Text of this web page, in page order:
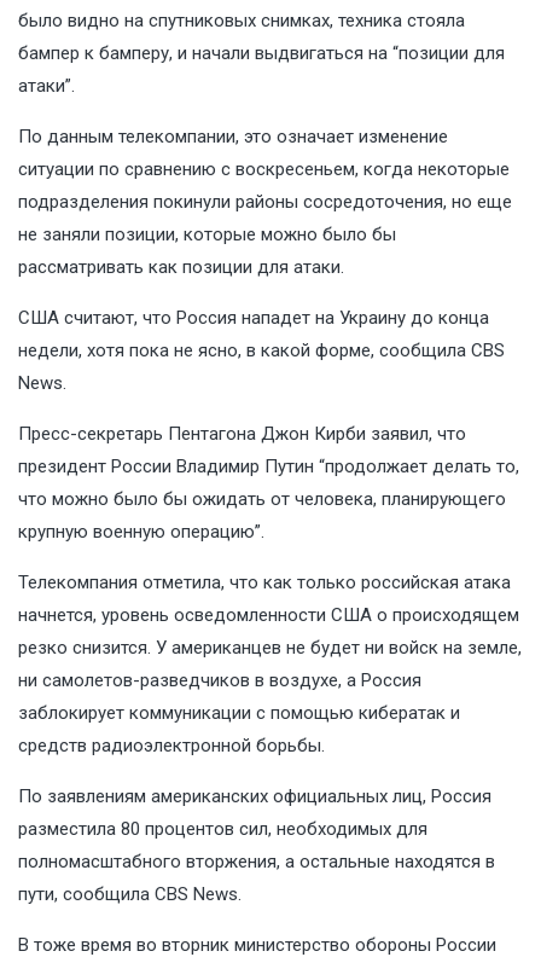
было видно на спутниковых снимках, техника стояла
бампер к бамперу, и начали выдвигаться на “позиции для
атаки”.
По данным телекомпании, это означает изменение
ситуации по сравнению с воскресеньем, когда некоторые
подразделения покинули районы сосредоточения, но еще
не заняли позиции, которые можно было бы
рассматривать как позиции для атаки.
США считают, что Россия нападет на Украину до конца
недели, хотя пока не ясно, в какой форме, сообщила CBS
News.
Пресс-секретарь Пентагона Джон Кирби заявил, что
президент России Владимир Путин “продолжает делать то,
что можно было бы ожидать от человека, планирующего
крупную военную операцию”.
Телекомпания отметила, что как только российская атака
начнется, уровень осведомленности США о происходящем
резко снизится. У американцев не будет ни войск на земле,
ни самолетов-разведчиков в воздухе, а Россия
заблокирует коммуникации с помощью кибератак и
средств радиоэлектронной борьбы.
По заявлениям американских официальных лиц, Россия
разместила 80 процентов сил, необходимых для
полномасштабного вторжения, а остальные находятся в
пути, сообщила CBS News.
В тоже время во вторник министерство обороны России